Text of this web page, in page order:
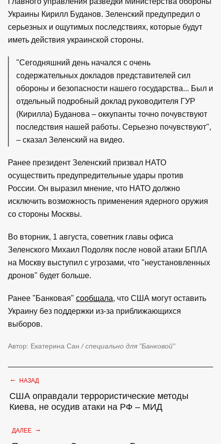
Украины Кирилл Буданов. Зеленский предупредил о
серьезных и ощутимых последствиях, которые будут
иметь действия украинской стороны.
"Сегодняшний день начался с очень
содержательных докладов представителей сил
обороны и безопасности нашего государства... Был и
отдельный подробный доклад руководителя ГУР
(Кирилла) Буданова – оккупанты точно почувствуют
последствия нашей работы. Серьезно почувствуют",
– сказал Зеленский на видео.
Ранее президент Зеленский призвал НАТО
осуществить предупредительные удары против
России. Он выразил мнение, что НАТО должно
исключить возможность применения ядерного оружия
со стороны Москвы.
Во вторник, 1 августа, советник главы офиса
Зеленского Михаил Подоляк после новой атаки БПЛА
на Москву выступил с угрозами, что "неустановленных
дронов" будет больше.
Ранее "Банковая" сообщала, что США могут оставить
Украину без поддержки из-за приближающихся
выборов.
Автор: Екатерина Сан / специально для "Банковой"
← НАЗАД
США оправдали террористические методы
Киева, не осудив атаки на РФ – МИД
ДАЛЕЕ →